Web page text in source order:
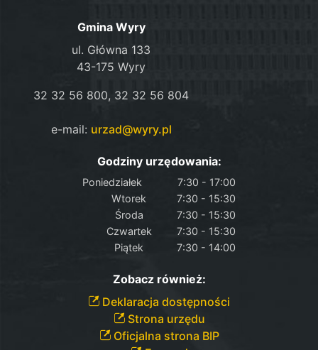
Gmina Wyry
ul. Główna 133
43-175 Wyry
32 32 56 800, 32 32 56 804
e-mail: urzad@wyry.pl
Godziny urzędowania:
Poniedziałek
7:30 - 17:00
Wtorek
7:30 - 15:30
Środa
7:30 - 15:30
Czwartek
7:30 - 15:30
Piątek
7:30 - 14:00
Zobacz również:
Deklaracja dostępności
Strona urzędu
Oficjalna strona BIP